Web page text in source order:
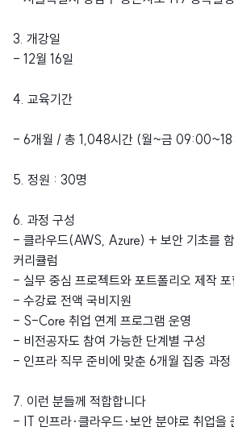
3. 개강일
- 12월 16일
4. 교육기간
- 6개월 / 총 1,048시간 (월~금
5. 정원 : 30명
6. 과정 구성
- 클라우드(AWS, Azure) + 보안 기초를
커리큘럼
- 실무 중심 프로젝트와 포트폴리오 제작
- 수강료 전액 국비지원
- S-Core 취업 연계 프로그램 운영
- 비전공자도 참여 가능한 단계별 구성
- 인프라 직무 준비에 맞춘 6개월 집중 과정
7. 이런 분들께 적합합니다
- IT 인프라·클라우드·보안 분야로 취업을